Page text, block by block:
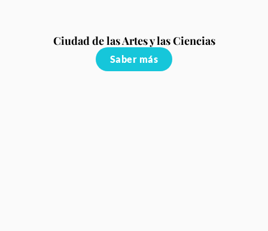
Ciudad de las Artes y las Ciencias
Saber más